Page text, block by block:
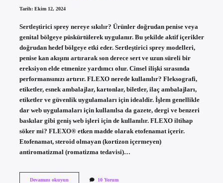
Tarih: Ekim 12, 2024
Sertleştirici sprey nereye sıkılır? Ürünler doğrudan penise veya
genital bölgeye püskürtülerek uygulanır. Bu şekilde aktif içerikler
doğrudan hedef bölgeye etki eder. Sertleştirici sprey modelleri,
penise kan akışını artırarak son derece sert ve uzun süreli bir
ereksiyon elde etmenize yardımcı olur. Cinsel ilişki sırasında
performansınızı artırır. FLEXO nerede kullanılır? Fleksografi,
etiketler, esnek ambalajlar, kartonlar, biletler, ilaç ambalajları,
etiketler ve güvenlik uygulamaları için idealdir. İşlem genellikle
dar web uygulamaları için kullanılsa da gazete, dergi ve benzeri
baskılar gibi geniş web işleri için de kullanılır. FLEXO iltihap
söker mi? FLEXO® etken madde olarak etofenamat içerir.
Etofenamat, steroid olmayan (kortizon içermeyen)
antiromatizmal (romatizma tedavisi)…
Devamını okuyunFlexo
10 Yorum